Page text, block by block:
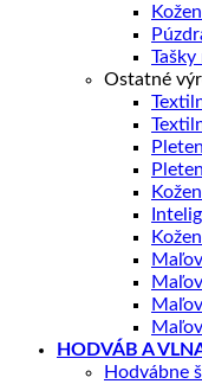
Ostatné
HODVÁB A
Hodvábne